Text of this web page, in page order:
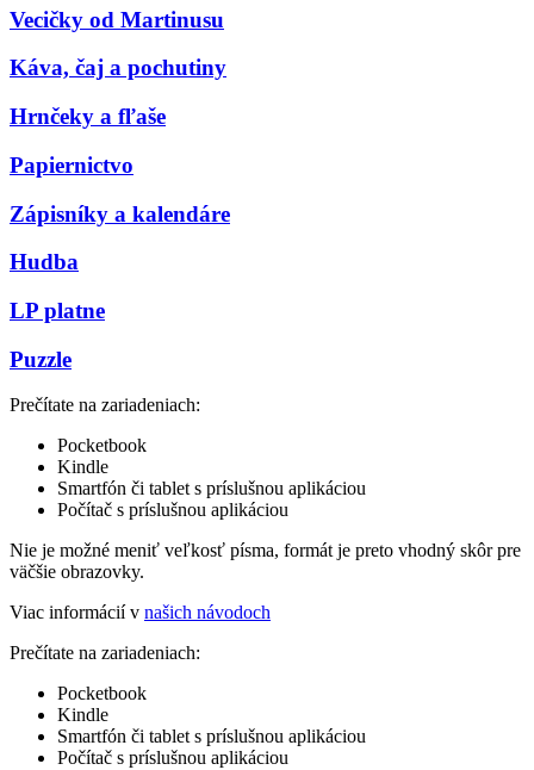
Vecičky od Martinusu
Káva, čaj a pochutiny
Hrnčeky a fľaše
Papiernictvo
Zápisníky a kalendáre
Hudba
LP platne
Puzzle
Prečítate na zariadeniach:
Pocketbook
Kindle
Smartfón či tablet s príslušnou aplikáciou
Počítač s príslušnou aplikáciou
Nie je možné meniť veľkosť písma, formát je preto vhodný skôr pre
väčšie obrazovky.
Viac informácií v našich návodoch
Prečítate na zariadeniach:
Pocketbook
Kindle
Smartfón či tablet s príslušnou aplikáciou
Počítač s príslušnou aplikáciou